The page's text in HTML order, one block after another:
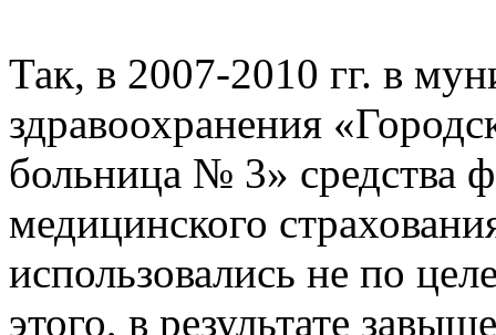
Так, в 2007-2010 гг. в
здравоохранения
больница № 3» средства
медицинского
использовались не по
этого, в результате